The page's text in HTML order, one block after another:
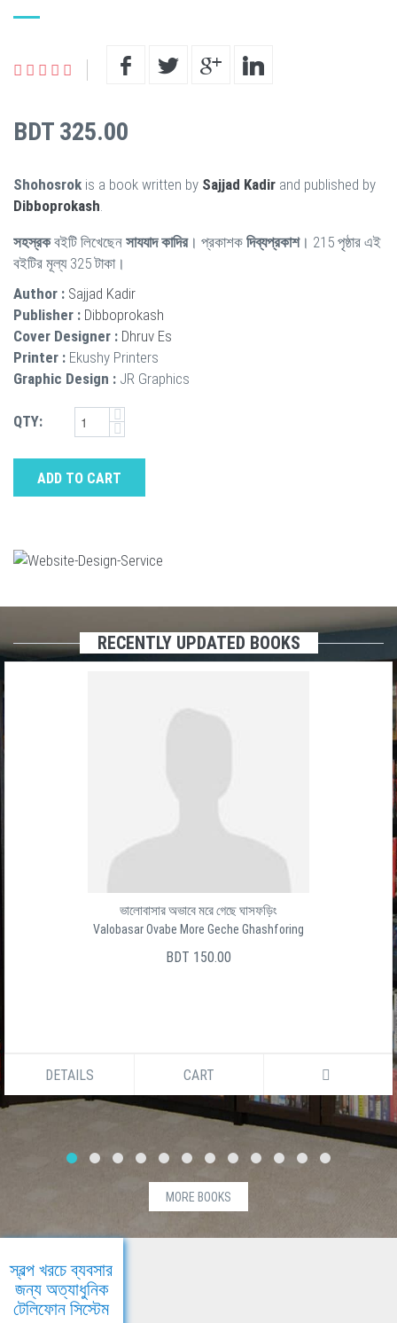
BDT 325.00
Shohosrok is a book written by Sajjad Kadir and published by
Dibboprokash
সহস্রকবইটি লিখেছেন সাযযাদ কাদির। প্রকাশক দিব্যপ্রকাশ। 215 পৃষ্ঠার এই
বইটির মূল্য 325 টাকা।
Author : Sajjad Kadir
Publisher : Dibboprokash
Cover Designer : Dhruv Es
Printer : Ekushy Printers
Graphic Design : JR Graphics
QTY:
ADD TO CART
RECENTLY UPDATED BOOKS
ভালোবাসার অভাবে মরে গেছে ঘাসফড়িং
Valobasar Ovabe More Geche Ghashforing
BDT 150.00
DETAILS CART
MORE BOOKS
স্বল্প খরচে ব্যবসার
জন্য অত্যাধুনিক
টেলিফোন সিস্টেম